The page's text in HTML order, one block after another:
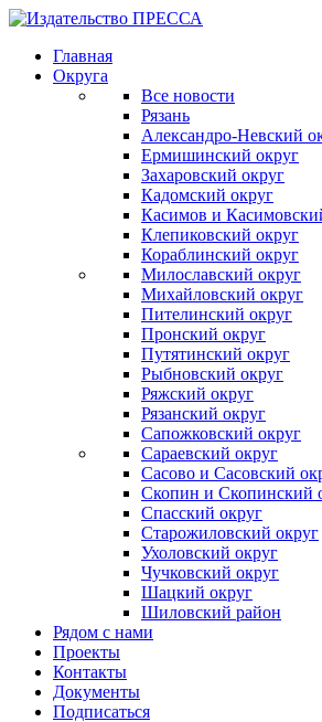
Главная
Округа
Все новости
Рязань
Александро-Невский
Ермишинский округ
Захаровский округ
Кадомский округ
Касимов и
Клепиковский округ
Кораблинский округ
Милославский округ
Михайловский округ
Пителинский округ
Пронский округ
Путятинский округ
Рыбновский округ
Ряжский округ
Рязанский округ
Сапожковский округ
Сараевский округ
Сасово и Сасовский
Скопин и Скопинский
Спасский округ
Старожиловский округ
Ухоловский округ
Чучковский округ
Шацкий округ
Шиловский район
Рядом с нами
Проекты
Контакты
Документы
Подписаться